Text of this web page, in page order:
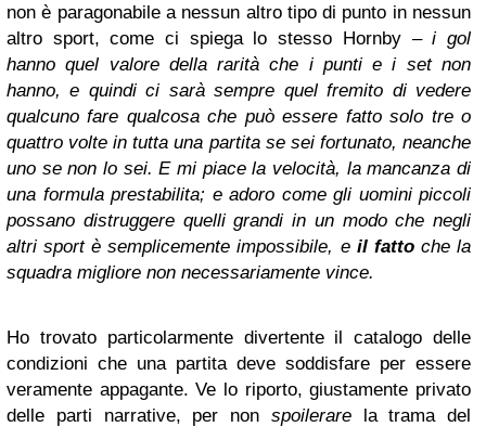
non è paragonabile a nessun altro tipo di punto in nessun
altro sport, come ci spiega lo stesso Hornby –i gol
hanno quel valore della rarità che i punti e i set non
hanno, e quindi ci sarà sempre quel fremito di vedere
qualcuno fare qualcosa che può essere fatto solo tre o
quattro volte in tutta una partita se sei fortunato, neanche
uno se non lo sei. E mi piace la velocità, la mancanza di
una formula prestabilita; e adoro come gli uomini piccoli
possano distruggere quelli grandi in un modo che negli
altri sport è semplicemente impossibile, e il fattoche la
squadra migliore non necessariamente vince.
Ho trovato particolarmente divertente il catalogo delle
condizioni che una partita deve soddisfare per essere
veramente appagante. Ve lo riporto, giustamente privato
delle parti narrative, per non spoilerarela trama del